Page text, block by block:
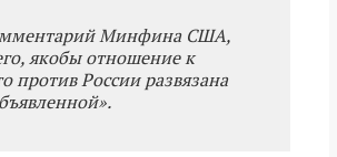
Минфина США,
якобы отношение к
против России развязана